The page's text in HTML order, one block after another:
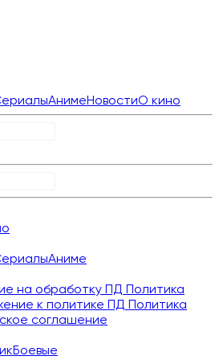
АнимеНовостиО кино
Аниме
на обработку ПД Политика
к политике ПД Политика
соглашение
Боевые